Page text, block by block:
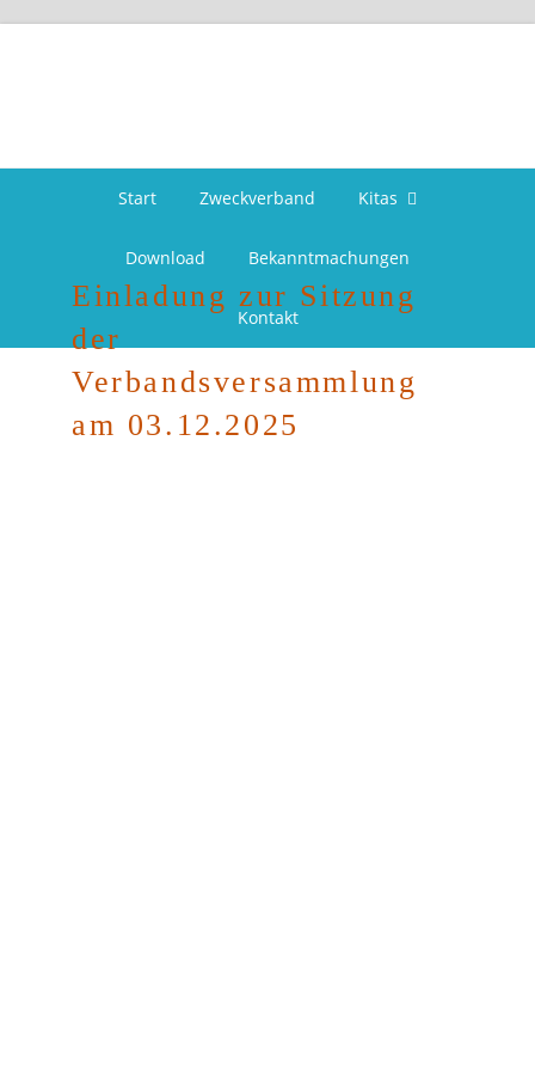
Start Zweckverband Kitas
Download Bekanntmachungen
Kontakt
Einladung zur Sitzung
der
Verbandsversammlung
am 03.12.2025